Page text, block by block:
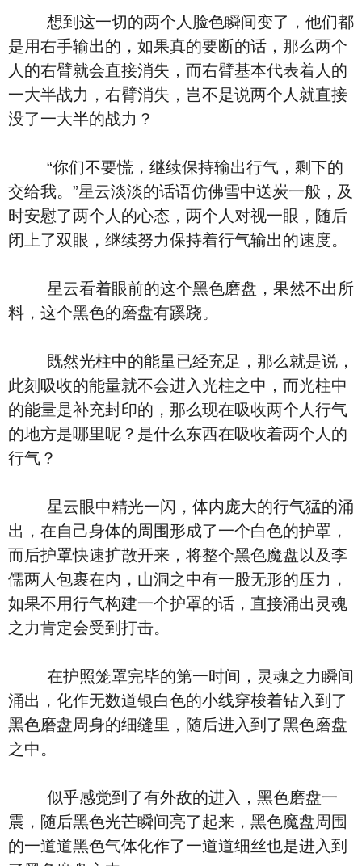
想到这一切的两个人脸色瞬间变了，他们都
是用右手输出的，如果真的要断的话，那么两个
人的右臂就会直接消失，而右臂基本代表着人的
一大半战力，右臂消失，岂不是说两个人就直接
没了一大半的战力？
“你们不要慌，继续保持输出行气，剩下的
交给我。”星云淡淡的话语仿佛雪中送炭一般，及
时安慰了两个人的心态，两个人对视一眼，随后
闭上了双眼，继续努力保持着行气输出的速度。
星云看着眼前的这个黑色磨盘，果然不出所
料，这个黑色的磨盘有蹊跷。
既然光柱中的能量已经充足，那么就是说，
此刻吸收的能量就不会进入光柱之中，而光柱中
的能量是补充封印的，那么现在吸收两个人行气
的地方是哪里呢？是什么东西在吸收着两个人的
行气？
星云眼中精光一闪，体内庞大的行气猛的涌
出，在自己身体的周围形成了一个白色的护罩，
而后护罩快速扩散开来，将整个黑色魔盘以及李
儒两人包裹在内，山洞之中有一股无形的压力，
如果不用行气构建一个护罩的话，直接涌出灵魂
之力肯定会受到打击。
在护照笼罩完毕的第一时间，灵魂之力瞬间
涌出，化作无数道银白色的小线穿梭着钻入到了
黑色磨盘周身的细缝里，随后进入到了黑色磨盘
之中。
似乎感觉到了有外敌的进入，黑色磨盘一
震，随后黑色光芒瞬间亮了起来，黑色魔盘周围
的一道道黑色气体化作了一道道细丝也是进入到